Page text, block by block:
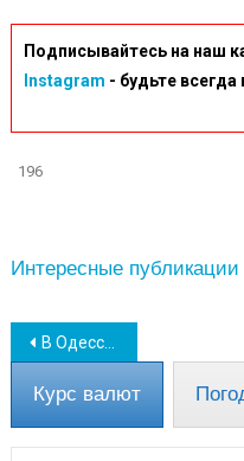
Подписывайтесь на наш
Instagram - будьте всегда
196
Интересные
Навігація
записів
В Одесской ОВА разъяснили правила проведения церковных служений во время военного положения
Курс валют